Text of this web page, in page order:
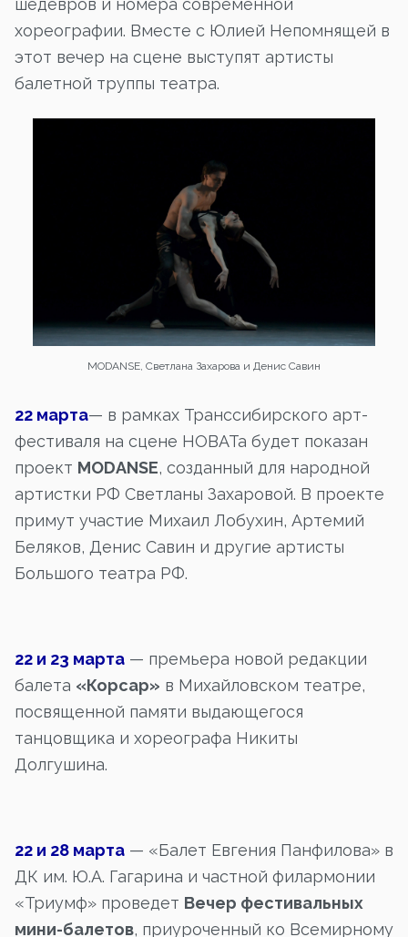
хореографии. Вместе с Юлией Непомнящей в
этот вечер на сцене выступят артисты
балетной труппы театра.
MODANSE, Светлана Захарова и Денис Савин
22 марта— в рамках Транссибирского арт-
фестиваля на сцене НОВАТа будет показан
проект MODANSE, созданный для народной
артистки РФ Светланы Захаровой. В проекте
примут участие Михаил Лобухин, Артемий
Беляков, Денис Савин и другие артисты
Большого театра РФ.
22 и 23 марта — премьера новой редакции
балета «Корсар» в Михайловском театре,
посвященной памяти выдающегося
танцовщика и хореографа Никиты
Долгушина.
22 и 28 марта — «Балет Евгения Панфилова» в
ДК им. Ю.А. Гагарина и частной филармонии
«Триумф» проведет Вечер фестивальных
мини-балетов, приуроченный ко Всемирному